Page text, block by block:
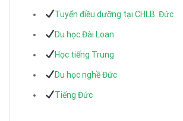
Tuyển điều dưỡng tại CHLB. Đức
Du học Đài Loan
Học tiếng Trung
Du học nghề Đức
Tiếng Đức